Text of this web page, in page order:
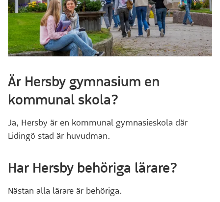
Är Hersby gymnasium en
kommunal skola?
Ja, Hersby är en kommunal gymnasieskola där
Lidingö stad är huvudman.
Har Hersby behöriga lärare?
Nästan alla lärare är behöriga.